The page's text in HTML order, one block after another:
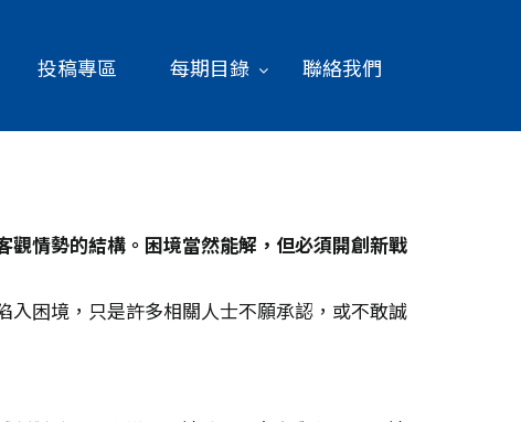
投稿專區 每期目錄 聯絡我們
情勢的結構。困境當然能解，但必須開創新戰
困境，只是許多相關人士不願承認，或不敢誠